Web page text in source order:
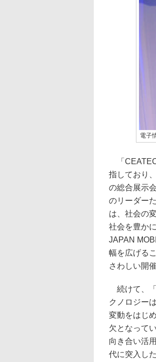
電子
「
指しており
の総合展示
のリーダー
は、社会の
社会を豊か
JAPAN
幅を広げる
さわしい開
続けて、「
クノロジー
変動をはじ
欠となって
向き合い活
代に突入し